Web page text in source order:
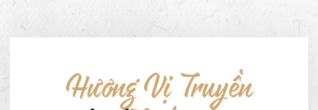
Hương Vị Truyền